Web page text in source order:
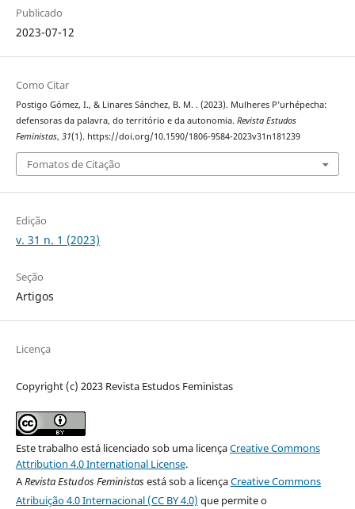
Publicado
2023-07-12
Como Citar
Postigo Gómez, I., & Linares Sánchez, B. M. . (2023). Mulheres P’urhépecha:
defensoras da palavra, do território e da autonomia. Revista Estudos
Feministas, 31(1). https://doi.org/10.1590/1806-9584-2023v31n181239
Fomatos de Citação
Edição
v. 31 n. 1 (2023)
Seção
Artigos
Licença
Copyright (c) 2023 Revista Estudos Feministas
Este trabalho está licenciado sob uma licençaCreative Commons
Attribution 4.0 International License.
ARevista Estudos Feministasestá sob a licençaCreative Commons
Atribuição 4.0 Internacional (CC BY 4.0) que permite o